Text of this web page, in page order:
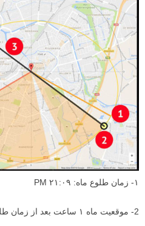
۱- زمان طلوع ماه: ۲۱:۰۹ PM
2- موقعیت ماه ۱ ساعت بعد از زمان طلوع.